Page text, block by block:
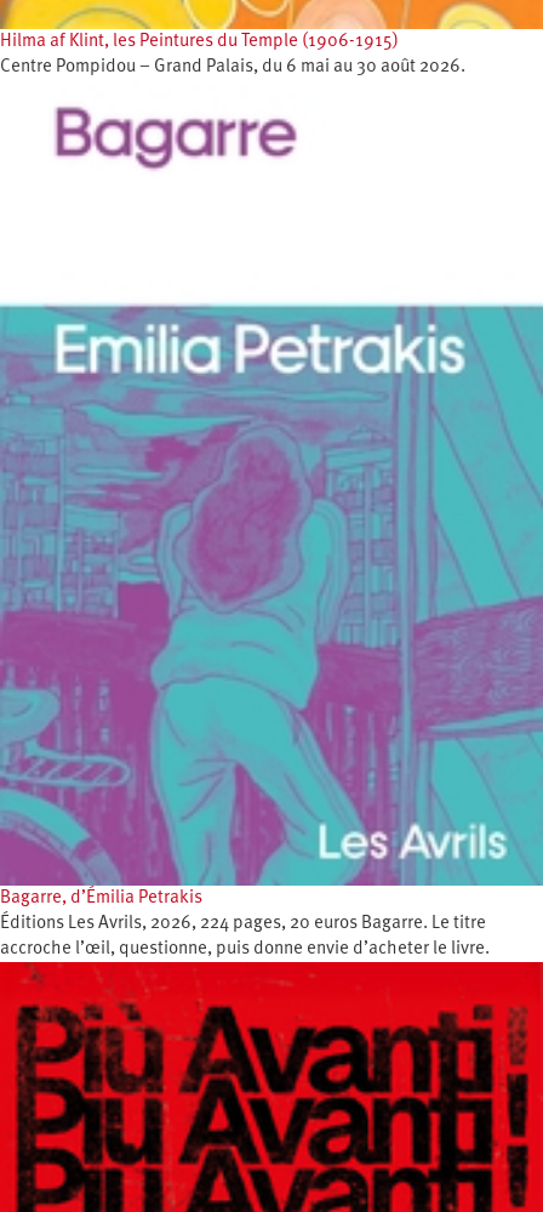
Hilma af Klint, les Peintures du Temple (1906-1915)
Centre Pompidou – Grand Palais, du 6 mai au 30 août 2026.
Bagarre, d’Émilia Petrakis
Éditions Les Avrils, 2026, 224 pages, 20 euros Bagarre. Le titre
accroche l’œil, questionne, puis donne envie d’acheter le livre.